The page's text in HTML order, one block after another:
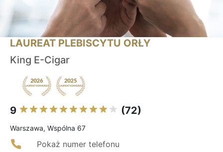
LAUREAT PLEBISCYTU ORŁY
King E-Cigar
9 (72)
Warszawa, Wspólna 67
Pokaż numer telefonu